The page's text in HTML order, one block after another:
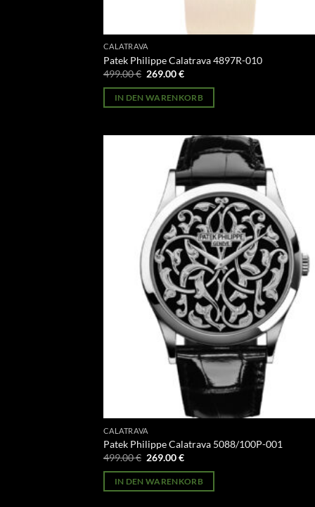
CALATRAVA
Patek Philippe Calatrava 4897R-010
499.00€ Ursprünglicher
war:
499.00 €
269.00€Aktueller
ist:
269.00 €.
IN DEN WARENKORB
CALATRAVA
Patek Philippe Calatrava 5088/100P-001
499.00€ Ursprünglicher
war:
499.00 €
269.00€Aktueller
ist:
269.00 €.
IN DEN WARENKORB